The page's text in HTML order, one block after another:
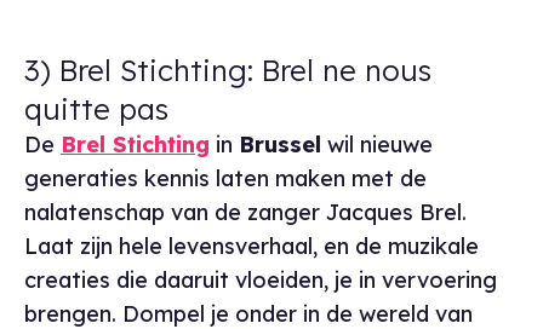
3) Brel Stichting: Brel ne nous
quitte pas
De Brel Stichting in Brussel wil nieuwe
generaties kennis laten maken met de
nalatenschap van de zanger Jacques Brel.
Laat zijn hele levensverhaal, en de muzikale
creaties die daaruit vloeiden, je in vervoering
brengen. Dompel je onder in de wereld van